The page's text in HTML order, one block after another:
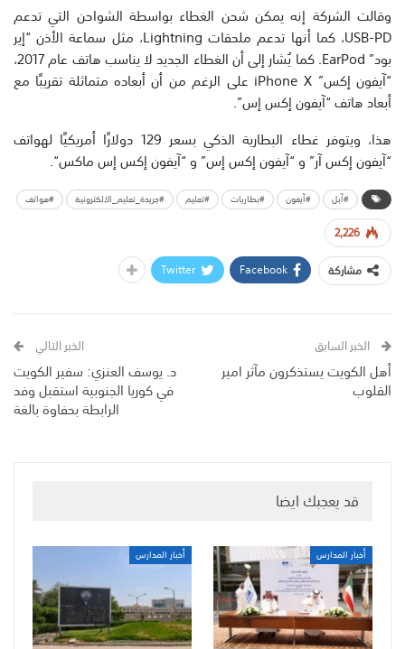
وقالت الشركة إنه يمكن شحن الغطاء بواسطة الشواحن التي تدعم
USB-PD، كما أنها تدعم ملحقات Lightning، مثل سماعة الأذن “إير
بود” EarPod. كما يُشار إلى أن الغطاء الجديد لا يناسب هاتف عام 2017،
“آيفون إكس” iPhone X على الرغم من أن أبعاده متماثلة تقريبًا مع
أبعاد هاتف “آيفون إكس إس”.
هذا، ويتوفر غطاء البطارية الذكي بسعر 129 دولارًا أمريكيًا لهواتف
“آيفون إكس آر” و “آيفون إكس إس” و “آيفون إكس إس ماكس“.
#آبل #آيفون #بطاريات #تعليم #جريدة_تعليم_الالكترونية #هواتف
2,226
مشاركة
Facebook
Twitter
الخبر السابق
أهل الكويت يستذكرون مآثر امير
القلوب
الخبر التالي
د. يوسف العنزي: سفير الكويت
في كوريا الجنوبية استقبل وفد
الرابطة بحفاوة بالغة
قد يعجبك ايضا
أخبار المدارس أخبار المدارس